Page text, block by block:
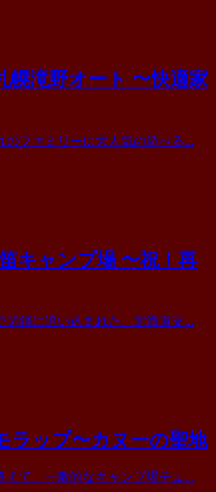
幌滝野オート 〜快適家
のファミリーに大人気の遊べる...
キャンプ場 〜祝！再
閉鎖に追い込まれた、北海道支...
ラップ〜カヌーの聖地
えて、一般的なキャンプ場チェ...